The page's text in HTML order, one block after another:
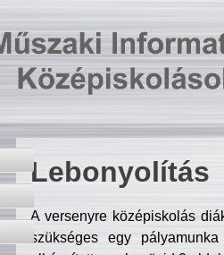
Lebonyolítás
A versenyre középiskolás
szükséges egy